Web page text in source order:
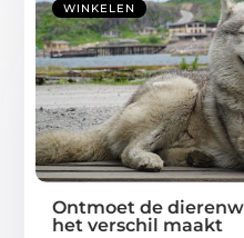
WINKELEN
Ontmoet de
het verschil maakt